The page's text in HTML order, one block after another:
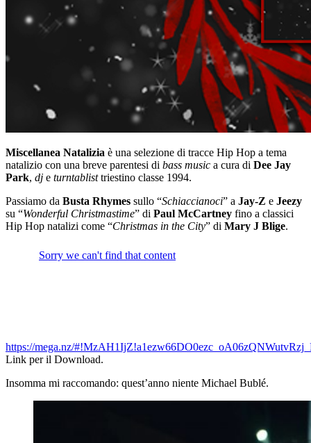
Miscellanea Natalizia è una selezione di tracce Hip Hop a tema
natalizio con una breve parentesi di bass music a cura di Dee Jay
Park, dj e turntablisttriestino classe 1994.
Passiamo da Busta Rhymes sullo “Schiaccianoci” a Jay-Z e Jeezy
su “Wonderful Christmastime” di Paul McCartney fino a classici
Hip Hop natalizi come “Christmas in the City” di Mary J Blige.
https://mega.nz/
Link per il Download.
Insomma mi raccomando: quest’anno niente Michael Bublé.